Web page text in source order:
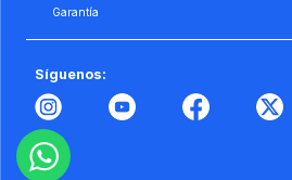
Garantía
Síguenos: